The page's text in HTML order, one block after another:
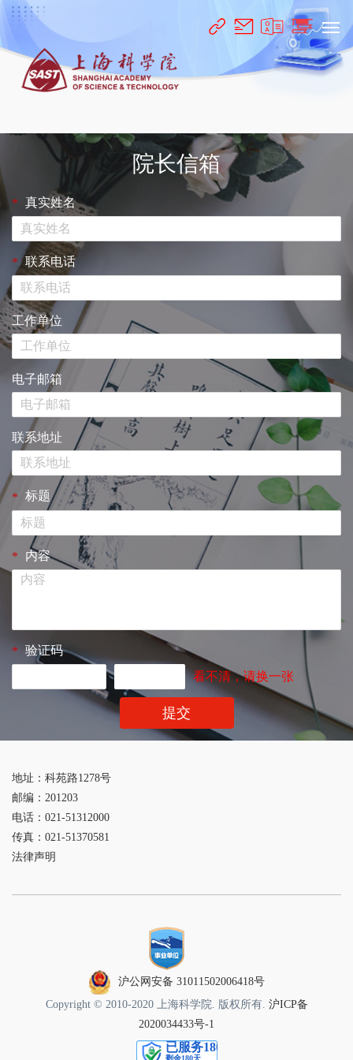
院长信箱
* 真实姓名
* 联系电话
工作单位
电子邮箱
联系地址
* 标题
* 内容
* 验证码
看不清，请换一张
提交
地址：科苑路1278号
邮编：201203
电话：021-51312000
传真：021-51370581
法律声明
沪公网安备 31011502006418号
Copyright © 2010-2020 上海科学院. 版权所有. 沪ICP备
2020034433号-1